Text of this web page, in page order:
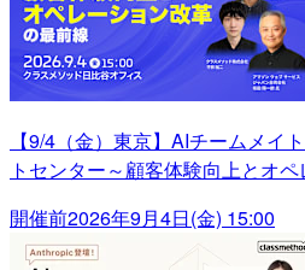
【9/4（金）東京】AIチームメイ
トセンター～顧客体験向上とオ
開催前2026年9月4日(金) 15:00